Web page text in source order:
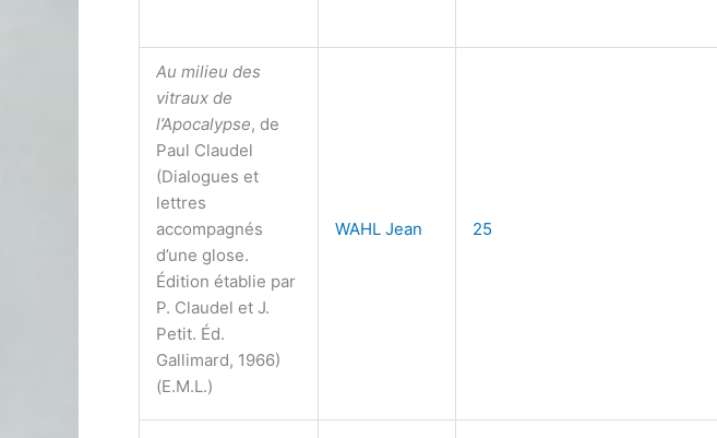
Au milieu des
vitraux de
l’Apocalypse, de
Paul Claudel
(Dialogues et
lettres
accompagnés
d’une glose.
Édition établie par
P. Claudel et J.
Petit. Éd.
Gallimard, 1966)
(E.M.L.)
WAHL Jean 25